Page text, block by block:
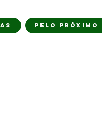
PELO PRÓXIMO